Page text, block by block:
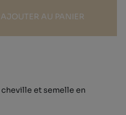
AJOUTER AU PANIER
et semelle en